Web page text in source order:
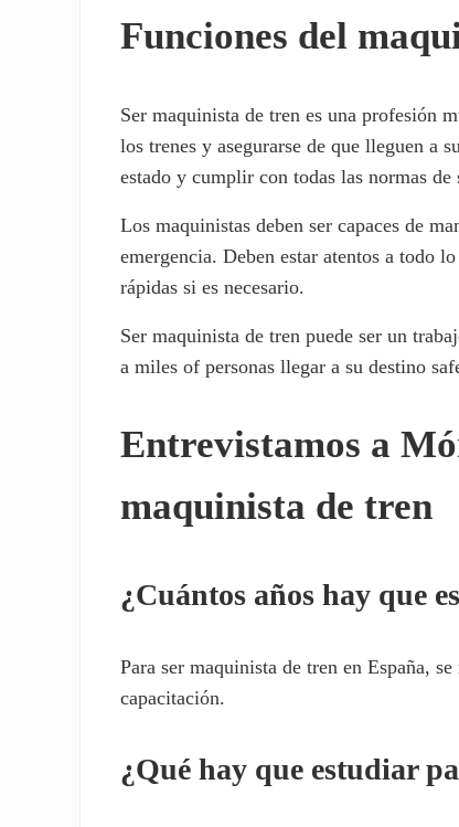
Funciones del
Ser maquinista de tren es una profesión
los trenes y asegurarse de que lleguen a
estado y cumplir con todas las normas de
Los maquinistas deben ser capaces de
emergencia. Deben estar atentos a todo
rápidas si es necesario.
Ser maquinista de tren puede ser un
a miles of personas llegar a su destino
Entrevistamos a
maquinista de tren
¿Cuántos años hay que
Para ser maquinista de tren en España,
capacitación.
¿Qué hay que estudiar